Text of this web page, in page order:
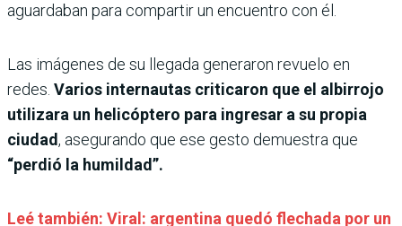
aguardaban para compartir un encuentro con él.
Las imágenes de su llegada generaron revuelo en
redes. Varios internautas criticaron que el albirrojo
utilizara un helicóptero para ingresar a su propia
ciudad, asegurando que ese gesto demuestra que
“perdió la humildad”.
Leé también: Viral: argentina quedó flechada por un